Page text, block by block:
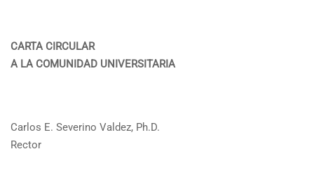
CARTA CIRCULAR
A LA COMUNIDAD UNIVERSITARIA
Carlos E. Severino Valdez, Ph.D.
Rector